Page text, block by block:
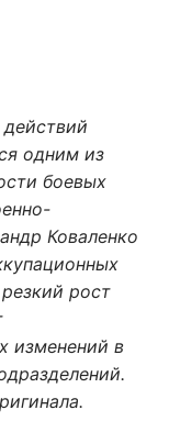
одним из
боевых
Коваленко
рост
изменений в